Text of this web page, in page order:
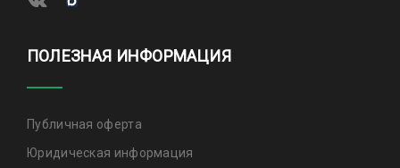
ПОЛЕЗНАЯ ИНФОРМАЦИЯ
Публичная оферта
Юридическая информация